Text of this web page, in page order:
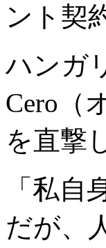
ント契
ハンガ
Cero（
を直撃
「私
だが、